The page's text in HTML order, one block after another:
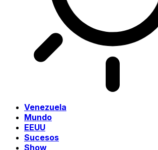
Venezuela
Mundo
EEUU
Sucesos
Show